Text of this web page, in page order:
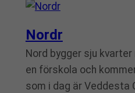
Nordr
Nord bygger sju
en förskola och
som i dag är Veddesta